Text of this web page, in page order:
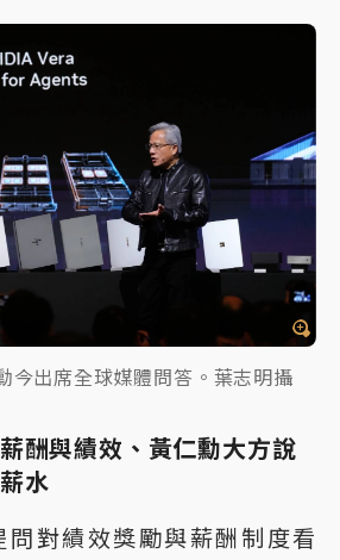
今出席全球媒體問答。葉志明攝
酬與績效、黃仁勳大方說
水
問對績效獎勵與薪酬制度看